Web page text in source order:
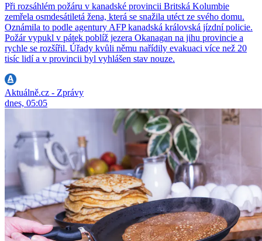
Při rozsáhlém požáru v kanadské provincii Britská Kolumbie
zemřela osmdesátiletá žena, která se snažila utéct ze svého domu.
Oznámila to podle agentury AFP kanadská královská jízdní policie.
Požár vypukl v pátek poblíž jezera Okanagan na jihu provincie a
rychle se rozšířil. Úřady kvůli němu nařídily evakuaci více než 20
tisíc lidí a v provincii byl vyhlášen stav nouze.
Aktuálně.cz - Zprávy
dnes, 05:05